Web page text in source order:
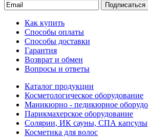
Подписаться
Как купить
Способы оплаты
Способы доставки
Гарантия
Возврат и обмен
Вопросы и ответы
Каталог продукции
Косметологическое оборудование
Маникюрно - педикюрное
Парикмахерское оборудование
Солярии, ИК сауны, СПА капсулы
Косметика для волос